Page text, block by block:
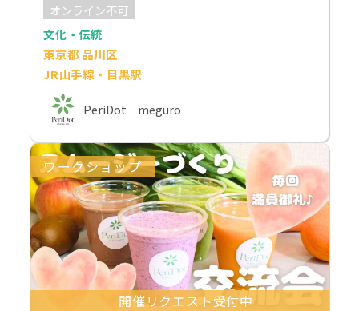
オンライン不可
文化・伝統
東京都 品川区
JR山手線・目黒駅
PeriDot meguro
ワークショップ
開催リクエスト受付中